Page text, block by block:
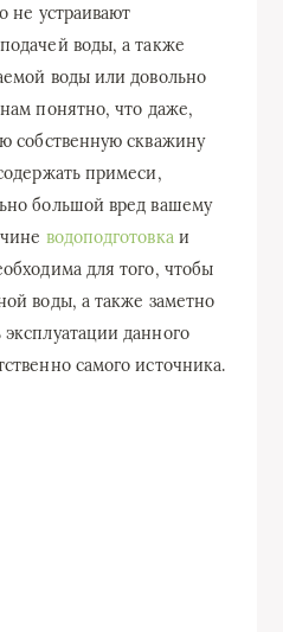
не устраивают
воды, а также
воды или довольно
понятно, что даже,
собственную скважину
примеси,
большой вред вашему
водоподготовкаи
для того, чтобы
воды, а также заметно
данного
самого источника.